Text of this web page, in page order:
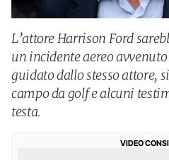
L’attore Harrison Ford
un incidente aereo
guidato dallo stesso attore,
campo da golf e alcuni
testa.
VIDEO